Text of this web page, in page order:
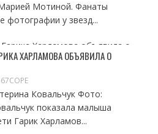
Мотиной. Фанаты
фотографии у звезд...
ХАРЛАМОВА ОБЪЯВИЛА О
Ковальчук Фото:
показала малыша
Гарик Харламов...